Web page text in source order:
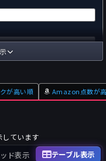
Pt
が高い順 Amazon点数が
しています
ド表示 テーブル表示